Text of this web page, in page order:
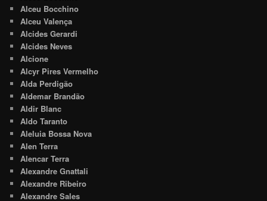
Alceu Bocchino
Alceu Valença
Alcides Gerardi
Alcides Neves
Alcione
Alcyr Pires Vermelho
Alda Perdigão
Aldemar Brandão
Aldir Blanc
Aldo Taranto
Aleluia Bossa Nova
Alen Terra
Alencar Terra
Alexandre Gnattali
Alexandre Ribeiro
Alexandre Sales